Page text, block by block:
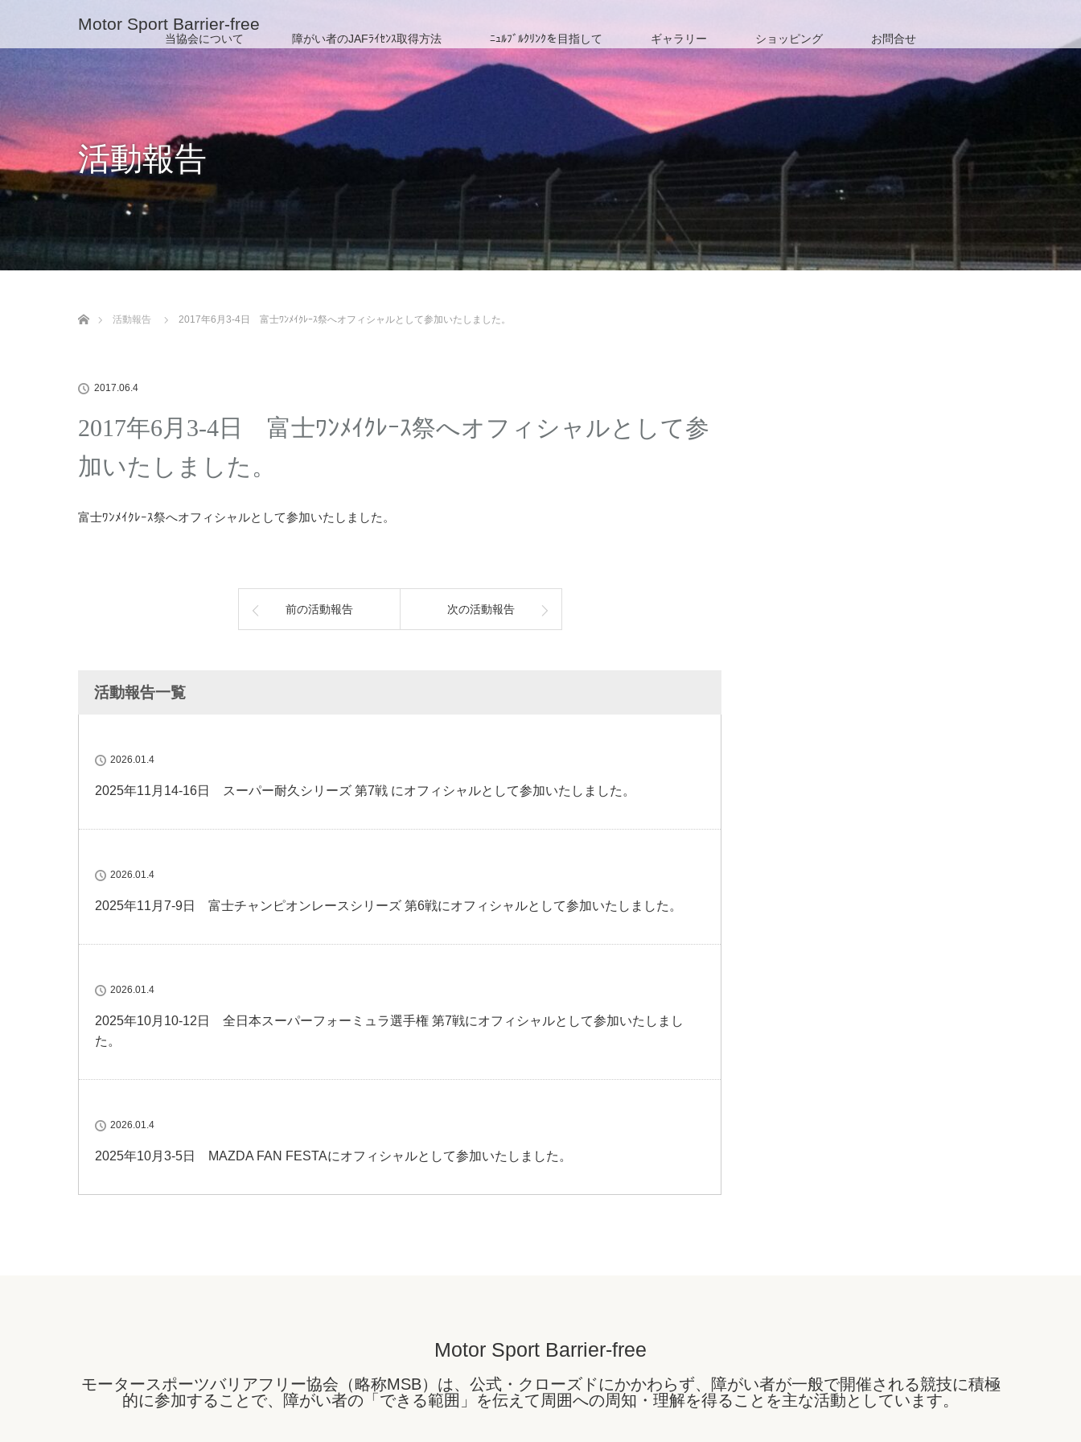
Motor Sport Barrier-free
当協会について 障がい者のJAFﾗｲｾﾝｽ取得方法 ﾆｭﾙﾌﾞﾙｸﾘﾝｸを目指して ギャラリー ショッピング お問合せ
活動報告
活動報告
2017年6月3-4日 富士ﾜﾝﾒｲｸﾚｰｽ祭へオフィシャルとして参加いたしました。
2017.06.4
2017年6月3-4日 富士ﾜﾝﾒｲｸﾚｰｽ祭へオフィシャルとして参
加いたしました。
富士ﾜﾝﾒｲｸﾚｰｽ祭へオフィシャルとして参加いたしました。
前の活動報告 次の活動報告
活動報告一覧
2026.01.4
2025年11月14-16日 スーパー耐久シリーズ 第7戦 にオフィシャルとして参加いたしました。
2026.01.4
2025年11月7-9日 富士チャンピオンレースシリーズ 第6戦にオフィシャルとして参加いたしました。
2026.01.4
2025年10月10-12日 全日本スーパーフォーミュラ選手権 第7戦にオフィシャルとして参加いたしまし
た。
2026.01.4
2025年10月3-5日 MAZDA FAN FESTAにオフィシャルとして参加いたしました。
Motor Sport Barrier-free
モータースポーツバリアフリー協会（略称MSB）は、公式・クローズドにかかわらず、障がい者が一般で開催される競技に積極
的に参加することで、障がい者の「できる範囲」を伝えて周囲への周知・理解を得ることを主な活動としています。